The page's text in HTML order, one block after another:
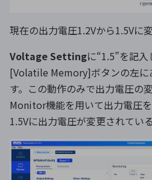
現在の出力電圧1.2Vから1.5Vに変
Voltage Settingに“1.5”を記
[Volatile Memory]ボタンの左
す。この動作のみで出力電圧の
Monitor機能を用いて出力電圧
1.5Vに出力電圧が変更されてい